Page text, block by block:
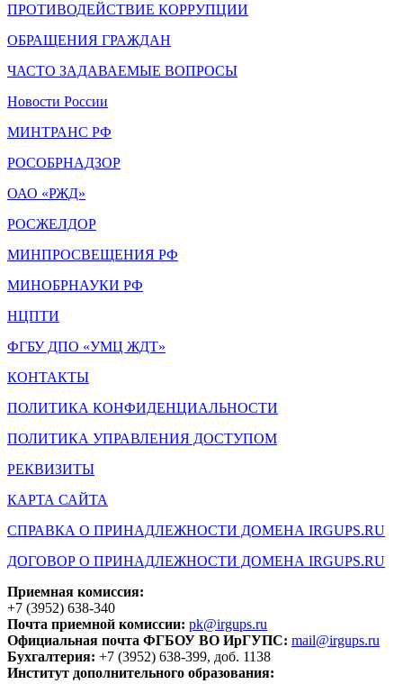
ПРОТИВОДЕЙСТВИЕ КОРРУПЦИИ
ОБРАЩЕНИЯ ГРАЖДАН
ЧАСТО ЗАДАВАЕМЫЕ ВОПРОСЫ
Новости России
МИНТРАНС РФ
РОСОБРНАДЗОР
ОАО «РЖД»
РОСЖЕЛДОР
МИНПРОСВЕЩЕНИЯ РФ
МИНОБРНАУКИ РФ
НЦПТИ
ФГБУ ДПО «УМЦ ЖДТ»
КОНТАКТЫ
ПОЛИТИКА КОНФИДЕНЦИАЛЬНОСТИ
ПОЛИТИКА УПРАВЛЕНИЯ ДОСТУПОМ
РЕКВИЗИТЫ
КАРТА САЙТА
СПРАВКА О ПРИНАДЛЕЖНОСТИ ДОМЕНА IRGUPS.RU
ДОГОВОР О ПРИНАДЛЕЖНОСТИ ДОМЕНА IRGUPS.RU
Приемная комиссия:
+7 (3952) 638-340
Почта приемной комиссии: pk@irgups.ru
Официальная почта ФГБОУ ВО ИрГУПС: mail@irgups.ru
Бухгалтерия: +7 (3952) 638-399, доб. 1138
Институт дополнительного образования: